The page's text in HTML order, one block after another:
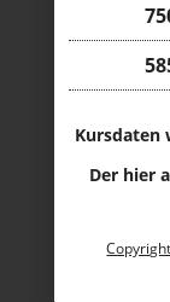
Kursdaten
Der hier